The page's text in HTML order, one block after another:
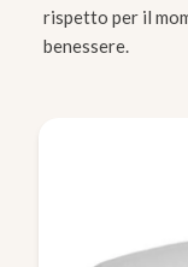
rispetto per il
benessere.